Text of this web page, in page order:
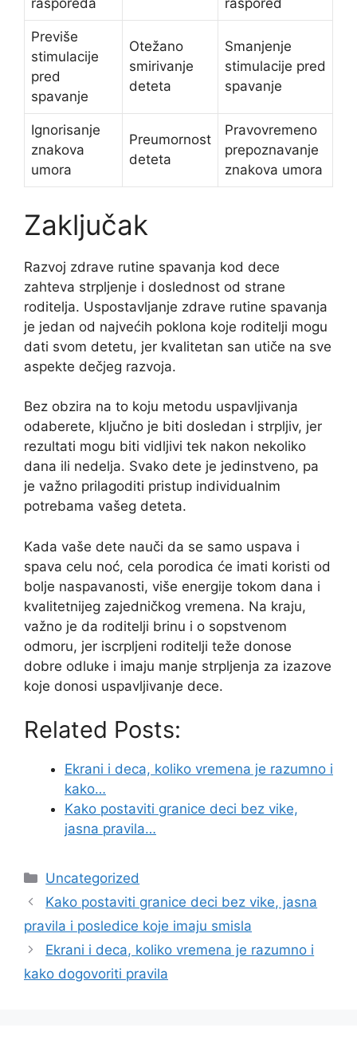
rasporeda
raspored
Previše
stimulacije
pred
spavanje
Otežano
smirivanje
deteta
Smanjenje
stimulacije pred
spavanje
Ignorisanje
znakova
umora
Preumornost
deteta
Pravovremeno
prepoznavanje
znakova umora
Zaključak
Razvoj zdrave rutine spavanja kod dece
zahteva strpljenje i doslednost od strane
roditelja. Uspostavljanje zdrave rutine spavanja
je jedan od najvećih poklona koje roditelji mogu
dati svom detetu, jer kvalitetan san utiče na sve
aspekte dečjeg razvoja.
Bez obzira na to koju metodu uspavljivanja
odaberete, ključno je biti dosledan i strpljiv, jer
rezultati mogu biti vidljivi tek nakon nekoliko
dana ili nedelja. Svako dete je jedinstveno, pa
je važno prilagoditi pristup individualnim
potrebama vašeg deteta.
Kada vaše dete nauči da se samo uspava i
spava celu noć, cela porodica će imati koristi od
bolje naspavanosti, više energije tokom dana i
kvalitetnijeg zajedničkog vremena. Na kraju,
važno je da roditelji brinu i o sopstvenom
odmoru, jer iscrpljeni roditelji teže donose
dobre odluke i imaju manje strpljenja za izazove
koje donosi uspavljivanje dece.
Related Posts:
Ekrani i deca, koliko vremena je razumno i
kako…
Kako postaviti granice deci bez vike,
jasna pravila…
Categories
Uncategorized
Kako postaviti granice deci bez vike, jasna
pravila i posledice koje imaju smisla
Ekrani i deca, koliko vremena je razumno i
kako dogovoriti pravila